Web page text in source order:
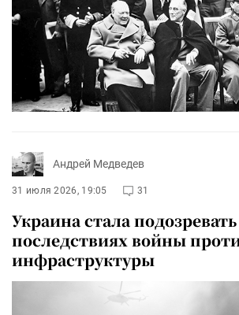
Андрей Медведев
31 июля 2026, 19:05 31
Украина стала
последствиях войны
инфраструктуры